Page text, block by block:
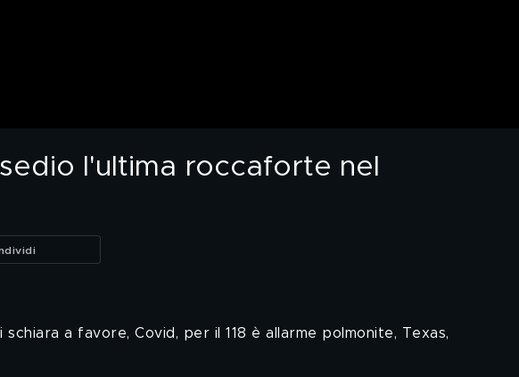
l'ultima roccaforte nel
a favore, Covid, per il 118 è allarme polmonite, Texas,